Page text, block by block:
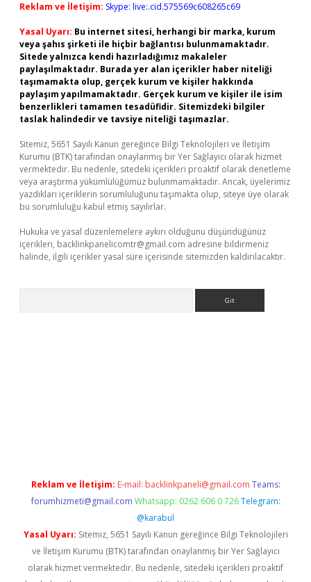
Reklam ve İletişim: Skype: live:.cid.575569c608265c69
Yasal Uyarı: Bu internet sitesi, herhangi bir marka, kurum
veya şahıs şirketi ile hiçbir bağlantısı bulunmamaktadır.
Sitede yalnızca kendi hazırladığımız makaleler
paylaşılmaktadır. Burada yer alan içerikler haber niteliği
taşımamakta olup, gerçek kurum ve kişiler hakkında
paylaşım yapılmamaktadır. Gerçek kurum ve kişiler ile isim
benzerlikleri tamamen tesadüfidir. Sitemizdeki bilgiler
taslak halindedir ve tavsiye niteliği taşımazlar.
Sitemiz, 5651 Sayılı Kanun gereğince Bilgi Teknolojileri ve İletişim
Kurumu (BTK) tarafından onaylanmış bir Yer Sağlayıcı olarak hizmet
vermektedir. Bu nedenle, sitedeki içerikleri proaktif olarak denetleme
veya araştırma yükümlülüğümüz bulunmamaktadır. Ancak, üyelerimiz
yazdıkları içeriklerin sorumluluğunu taşımakta olup, siteye üye olarak
bu sorumluluğu kabul etmiş sayılırlar.
Hukuka ve yasal düzenlemelere aykırı olduğunu düşündüğünüz
içerikleri, backlinkpanelicomtr@gmail.com adresine bildirmeniz
halinde, ilgili içerikler yasal süre içerisinde sitemizden kaldırılacaktır.
Reklam ve İletişim: E-mail: backlinkpaneli@gmail.com Teams:
forumhizmeti@gmail.com Whatsapp: 0262 606 0 726 Telegram:
@karabul
Yasal Uyarı: Sitemiz, 5651 Sayılı Kanun gereğince Bilgi Teknolojileri
ve İletişim Kurumu (BTK) tarafından onaylanmış bir Yer Sağlayıcı
olarak hizmet vermektedir. Bu nedenle, sitedeki içerikleri proaktif